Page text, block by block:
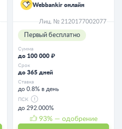
Webbankir онлайн
Лиц. № 2120177002077
Первый бесплатно
Сумма
до 100 000 ₽
Срок
до 365 дней
Ставка
до 0.8% в день
ПСК
до 292.000%
93% — одобрение